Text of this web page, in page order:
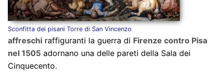
Sconfitta dei pisani Torre di San Vincenzo
affreschiraffiguranti la guerra di Firenze contro Pisa
nel 1505adornano una delle pareti della Sala dei
Cinquecento.